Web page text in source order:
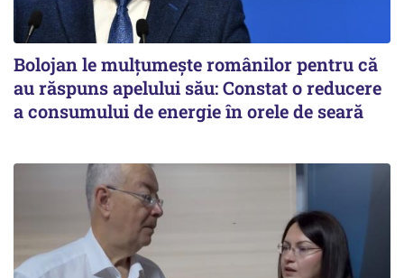
Bolojan le mulțumește românilor pentru că
au răspuns apelului său: Constat o reducere
a consumului de energie în orele de seară